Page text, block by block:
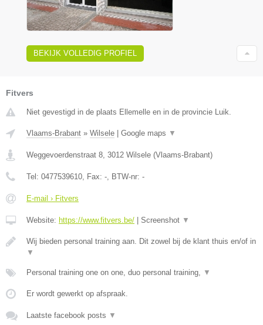
BEKIJK VOLLEDIG PROFIEL
Fitvers
Niet gevestigd in de plaats Ellemelle en in de provincie Luik.
Vlaams-Brabant » Wilsele | Google maps ▼
Weggevoerdenstraat 8 3012 Wilsele (Vlaams-Brabant)
Tel: 0477539610 , Fax: - , BTW-nr: -
E-mail › Fitvers
Website: https://www.fitvers.be/ | Screenshot ▼
Wij bieden personal training aan. Dit zowel bij de klant thuis en/of in
▼
Personal training one on one, duo personal training, ▼
Er wordt gewerkt op afspraak.
Laatste facebook posts ▼